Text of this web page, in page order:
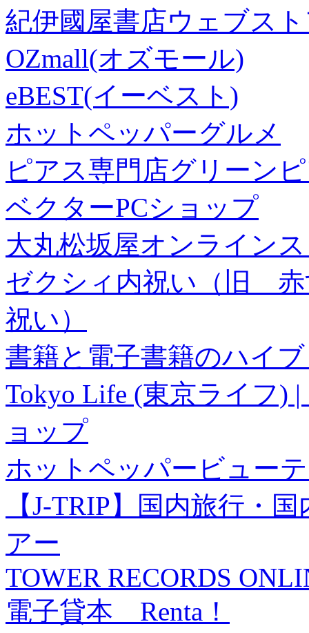
紀伊國屋書店ウェブス
OZmall(オズモール)
eBEST(イーベスト)
ホットペッパーグルメ
ピアス専門店グリーン
ベクターPCショップ
大丸松坂屋オンライン
ゼクシィ内祝い（旧 赤
祝い）
書籍と電子書籍のハイ
Tokyo Life (東京ライフ)
ョップ
ホットペッパービュー
【J-TRIP】国内旅行・
アー
TOWER RECORDS
電子貸本 Renta！